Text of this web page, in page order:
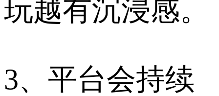
玩越有沉浸感。
3、平台会持续